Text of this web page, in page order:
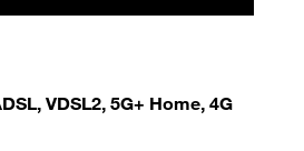
VDSL2, 5G+ Home, 4G